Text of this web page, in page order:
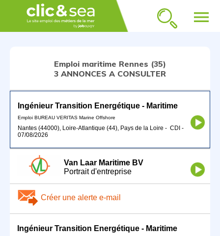
menu
Emploi maritime Rennes (35)
3 ANNONCES A CONSULTER
Ingénieur Transition Energétique - Maritime
Emploi BUREAU VERITAS Marine Offshore
Nantes (44000), Loire-Atlantique (44), Pays de la Loire - CDI -
07/08/2026
Van Laar Maritime BV
Portrait d'entreprise
Créer une alerte e-mail
Ingénieur Transition Energétique - Maritime